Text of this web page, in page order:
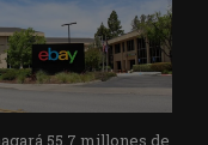
55,7 millones de